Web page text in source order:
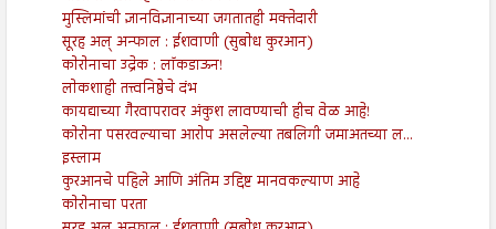
मुस्लिमांची ज्ञानविज्ञानाच्या जगतातही मक्तेदारी
सूरह अल् अन्फाल : ईशवाणी (सुबोध कुरआन)
कोरोनाचा उद्रेक : लॉकडाऊन!
लोकशाही तत्त्वनिष्ठेचे दंभ
कायद्याच्या गैरवापरावर अंकुश लावण्याची हीच वेळ आहे!
कोरोना पसरवल्याचा आरोप असलेल्या तबलिगी जमाअतच्या ल...
इस्लाम
कुरआनचे पहिले आणि अंतिम उद्दिष्ट मानवकल्याण आहे
कोरोनाचा परता